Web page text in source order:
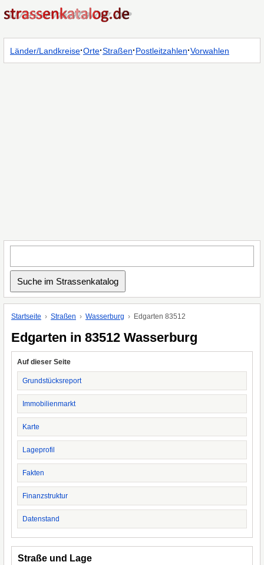
Länder/Landkreise·Orte·Straßen·Postleitzahlen·Vorwahlen
Startseite Straßen Wasserburg Edgarten 83512
Edgarten in 83512 Wasserburg
Auf dieser Seite
Grundstücksreport
Immobilienmarkt
Karte
Lageprofil
Fakten
Finanzstruktur
Datenstand
Straße und Lage